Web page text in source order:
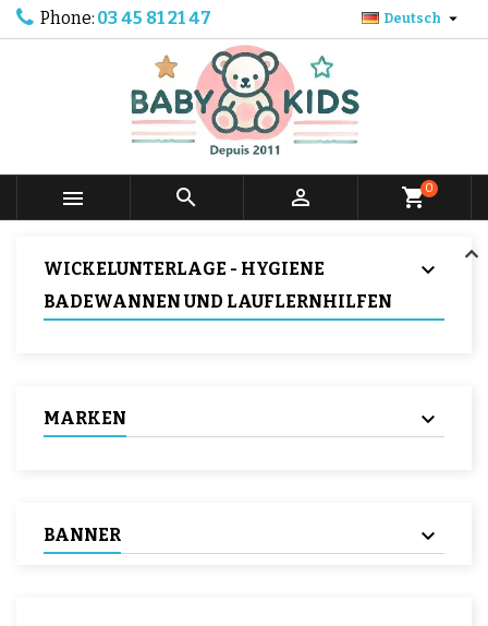
Phone: 03 45 81 21 47 Deutsch 
   shopping_cart0
WICKELUNTERLAGE - HYGIENE
BADEWANNEN UND LAUFLERNHILFEN
MARKEN
BANNER